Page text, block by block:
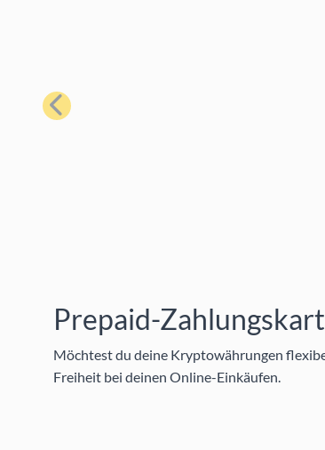
Zurück
Prepaid-
Möchtest du deine Kryptowährungen
Freiheit bei deinen Online-Einkäufen.